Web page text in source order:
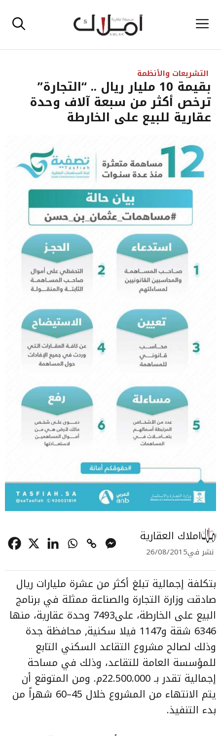
إلى القائمة
التشريعات والأنظمة
بقيمة 10 مليار ريال .. “التجارة”
ترخص أكثر من سبعة آلاف وحدة
عقارية للبيع على الخارطة
املاك العقارية
نشر في26/08/2015
بتكلفة إجمالية تبلغ أكثر من عشرة مليارات ريال
صادقت وزارة التجارة والصناعة ممثلة في برنامج
البيع على الخارطة، على7493 وحدة عقارية، منها
6346 شقة و1147 فيلا سكنية, محافظة جدة
وذلك لصالح مشروع التقاعد السكني التابع
للمؤسسة العامة للتقاعد، وذلك في مساحة
إجمالية تقدر بـ 22.500.000م. ومن المتوقع أن
يتم الانتهاء من المشروع خلال 45–60 شهراً من
بدء التنفيذ.